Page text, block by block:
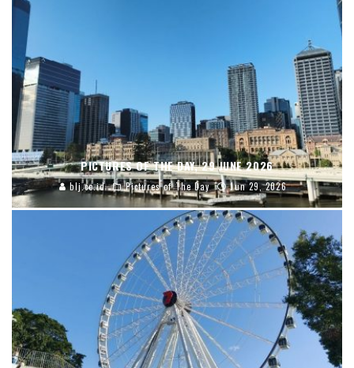
PICTURES OF THE DAY, 29 JUNE 2026
blj.co.id Pictures of The Day Jun 29, 2026